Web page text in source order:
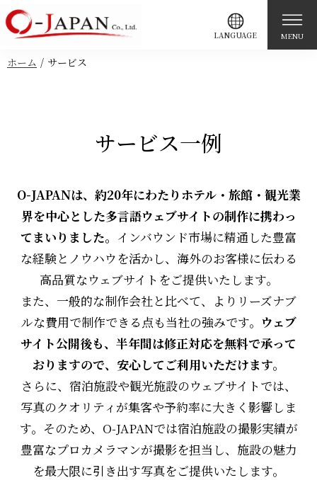
LANGUAGE MENU
ホーム サービス
サービス一例
O-JAPANは、約20年にわたりホテル・旅館・観光業
界を中心とした多言語ウェブサイトの制作に携わっ
てまいりました。 インバウンド市場に精通した豊富
な経験とノウハウを活かし、海外のお客様に伝わる
高品質なウェブサイトをご提供いたします。
また、一般的な制作会社と比べて、よりリーズナブ
ルな費用で制作できる点も当社の強みです。 ウェブ
サイト公開後も、半年間は修正対応を無料で承って
おりますので、安心してご利用いただけます。
さらに、宿泊施設や観光施設のウェブサイトでは、
写真のクオリティが集客や予約率に大きく影響しま
す。そのため、O-JAPANでは宿泊施設の撮影実績が
豊富なプロカメラマンが撮影を担当し、施設の魅力
を最大限に引き出す写真をご提供いたします。